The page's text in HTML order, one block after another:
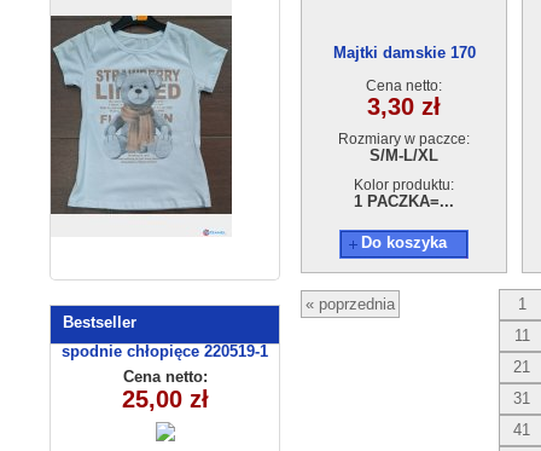
Bestseller
spodnie chłopięce 220519-1
(1-6) 5szt
Cena netto:
25,00 zł
Majtki damskie 170
Cena netto:
3,30 zł
Rozmiary w paczce:
S/M-L/XL
Kolor produktu:
1 PACZKA=...
Do koszyka
« poprzednia
1
11
21
31
41